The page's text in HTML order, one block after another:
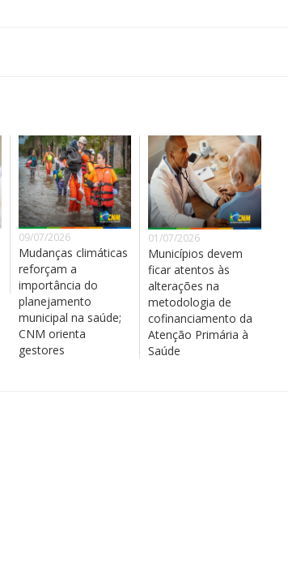
09/07/2026
Mudanças climáticas
reforçam a
importância do
planejamento
municipal na saúde;
CNM orienta
gestores
01/07/2026
Municípios devem
ficar atentos às
alterações na
metodologia de
cofinanciamento da
Atenção Primária à
Saúde